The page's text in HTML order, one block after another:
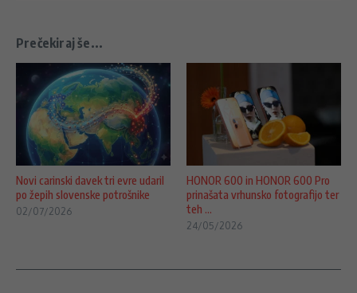
Prečekiraj še...
Novi carinski davek tri evre udaril
po žepih slovenske potrošnike
02/07/2026
HONOR 600 in HONOR 600 Pro
prinašata vrhunsko fotografijo ter
teh ...
24/05/2026